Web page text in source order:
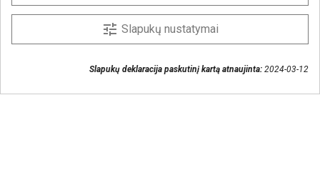
Sutinku, kad mano duomenys būtų saugomi
tune Slapukų nustatymai
Slapukų deklaracija paskutinį kartą atnaujinta: 2024-03-12